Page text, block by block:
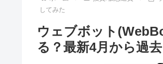
してみた
ウェブボット
る？最新4月から過